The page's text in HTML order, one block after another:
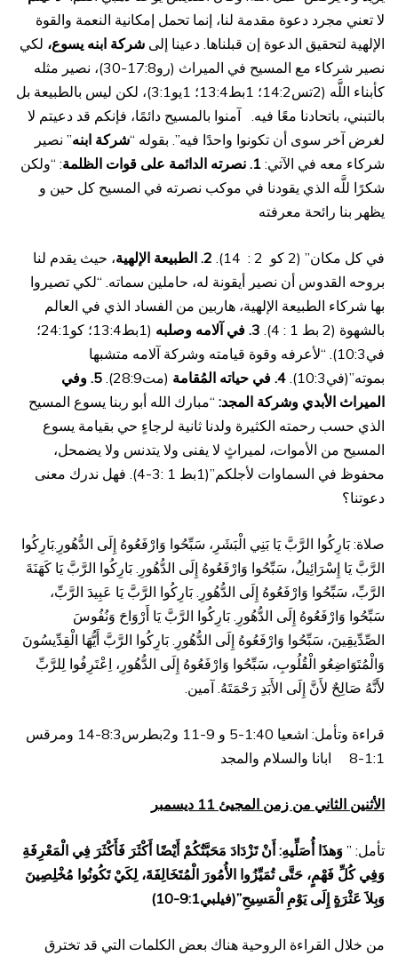
لا تعني مجرد دعوة مقدمة لنا، إنما تحمل إمكانية النعمة والقوة
الإلهية لتحقيق الدعوة إن قبلناها. دعينا إلى شركة ابنه يسوع، لكي
نصير شركاء مع المسيح في الميراث (رو17:8-30)، نصير مثله
كأبناء اللَّه (2تس14:2؛ 1بط13:4؛ 1يو3:1)، لكن ليس بالطبيعة بل
بالتبني، باتحادنا معًا فيه. آمنوا بالمسيح دائمًا، فإنكم قد دعيتم لا
لغرض آخر سوى أن تكونوا واحدًا فيه”. بقوله “شركة ابنه” نصير
شركاء معه في الآتي: 1. نصرته الدائمة على قوات الظلمة
: “ولكن
شكرًا للَّه الذي يقودنا في موكب نصرته في المسيح كل حين و
يظهر بنا رائحة معرفته
في كل مكان” (2 كو 2 : 14). 2. الطبيعة الإلهية
، حيث يقدم لنا
بروحه القدوس أن نصير أيقونة له، حاملين سماته. “لكي تصيروا
بها شركاء الطبيعة الإلهية، هاربين من الفساد الذي في العالم
بالشهوة (2 بط 1 : 4).
3. في آلامه وصلبه
(1بط13:4؛ كو24:1؛
في10:3). “لأعرفه وقوة قيامته وشركة آلامه متشبها
بموته”(في10:3).
4. في حياته المُقامة (مت28:9).
5. وفي
الميراث الأبدي وشركة المجد: “مبارك الله أبو ربنا يسوع المسيح
الذي حسب رحمته الكثيرة ولدنا ثانية لرجاءٍ حي بقيامة يسوع
المسيح من الأموات، لميراثٍ لا يفنى ولا يتدنس ولا يضمحل،
محفوظ في السماوات لأجلكم”(1بط 1 :3-4). فهل ندرك معنى
دعوتنا؟
صلاة: بَارِكُوا الرَّبَّ يَا بَنِي الْبَشَرِ، سَبِّحُوا وَارْفَعُوهُ إِلَى الدُّهُورِ.بَارِكُوا
الرَّبَّ يَا إِسْرَائِيلُ، سَبِّحُوا وَارْفَعُوهُ إِلَى الدُّهُورِ. بَارِكُوا الرَّبَّ يَا كَهَنَةَ
الرَّبِّ، سَبِّحُوا وَارْفَعُوهُ إِلَى الدُّهُورِ. بَارِكُوا الرَّبَّ يَا عَبِيدَ الرَّبِّ،
سَبِّحُوا وَارْفَعُوهُ إِلَى الدُّهُورِ. بَارِكُوا الرَّبَّ يَا أَرْوَاحَ وَنُفُوسَ
الصِّدِّيقِينَ، سَبِّحُوا وَارْفَعُوهُ إِلَى الدُّهُورِ. بَارِكُوا الرَّبَّ أَيُّهَا الْقِدِّيسُونَ
وَالْمُتَوَاضِعُو الْقُلُوبِ، سَبِّحُوا وَارْفَعُوهُ إِلَى الدُّهُورِ، اِعْتَرِفُوا لِلرَّبِّ
لأَنَّهُ صَالِحٌ لأَنَّ إِلَى الأَبَدِ رَحْمَتَهُ. آمين.
قراءة وتأمل: اشعيا 1:40-5 و 9-11 و2بطرس8:3-14 ومرقس
1:1-8 ابانا والسلام والمجد
الأثنين الثاني من زمن المجيئ 11 ديسمبر
تأمل: ” وَهذَا أُصَلِّيهِ: أَنْ تَزْدَادَ مَحَبَّتُكُمْ أَيْضًا أَكْثَرَ فَأَكْثَرَ فِي الْمَعْرِفَةِ
وَفِي كُلِّ فَهْمٍ، حَتَّى تُمَيِّزُوا الأُمُورَ الْمُتَخَالِفَةَ، لِكَيْ تَكُونُوا مُخْلِصِينَ
وَبِلاَ عَثْرَةٍ إِلَى يَوْمِ الْمَسِيحِ”(فيلبي9:1-10)
من خلال القراءة الروحية هناك بعض الكلمات التي قد تخترق